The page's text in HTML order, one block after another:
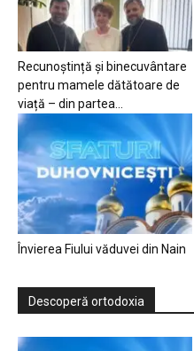
Recunoștință și binecuvântare
pentru mamele dătătoare de
viață – din partea...
Învierea Fiului văduvei din Nain
Descoperă ortodoxia